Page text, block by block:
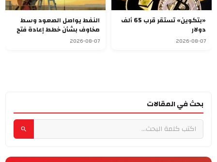
«بتكوين» تستقر قرب 65 ألف
دولار
2026-08-07
النفط يواصل الصعود وسط
مخاوف بشأن خطط إعادة فتح
مضيق هرمز
2026-08-07
بحث في المقالات